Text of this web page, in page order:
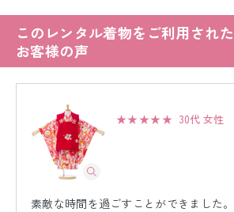
このレンタル着物をご利用された
お客様の声
★★★★★ 30代 女性
素敵な時間を過ごすことができました。